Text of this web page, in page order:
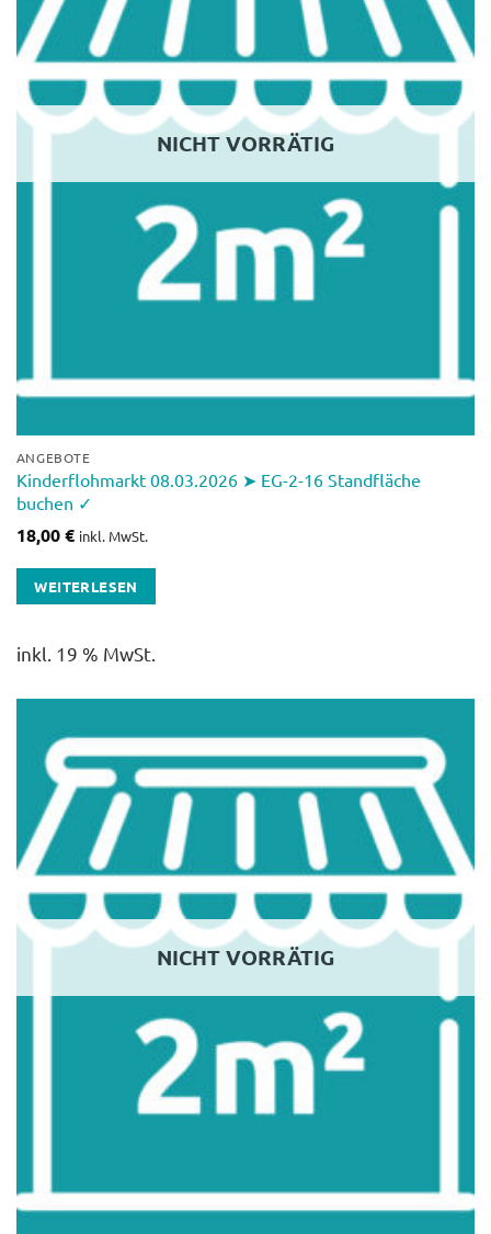
NICHT VORRÄTIG
ANGEBOTE
Kinderflohmarkt 08.03.2026 ➤ EG-2-16 Standfläche
buchen ✓
18,00€ inkl. MwSt.
WEITERLESEN
inkl. 19 % MwSt.
NICHT VORRÄTIG